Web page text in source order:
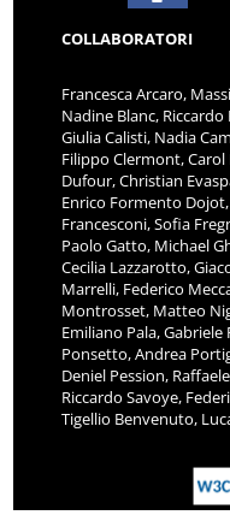
COLLABORATORI
Francesca Arcaro,
Nadine Blanc,
Giulia Calisti, Nadia
Filippo Clermont,
Dufour, Christian
Enrico Formento
Francesconi, Sofia
Paolo Gatto, Michael
Cecilia Lazzarotto,
Marrelli, Federico
Montrosset, Matteo
Emiliano Pala,
Ponsetto, Andrea
Deniel Pession,
Riccardo Savoye,
Tigellio Benvenuto,